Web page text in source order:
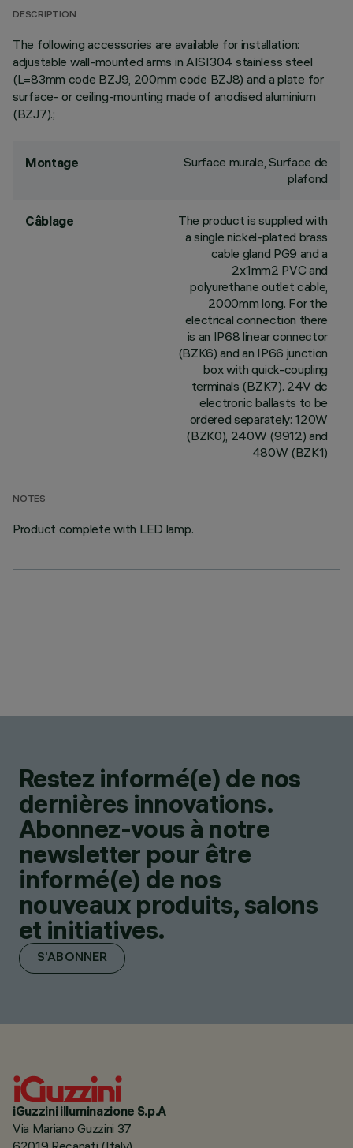
DESCRIPTION
The following accessories are available for installation:
adjustable wall-mounted arms in AISI304 stainless steel
(L=83mm code BZJ9, 200mm code BZJ8) and a plate for
surface- or ceiling-mounting made of anodised aluminium
(BZJ7).;
Montage
Surface murale, Surface de
plafond
Câblage
The product is supplied with
a single nickel-plated brass
cable gland PG9 and a
2x1mm2 PVC and
polyurethane outlet cable,
2000mm long. For the
electrical connection there
is an IP68 linear connector
(BZK6) and an IP66 junction
box with quick-coupling
terminals (BZK7). 24V dc
electronic ballasts to be
ordered separately: 120W
(BZK0), 240W (9912) and
480W (BZK1)
NOTES
Product complete with LED lamp.
Restez informé(e) de nos
dernières innovations.
Abonnez-vous à notre
newsletter pour être
informé(e) de nos
nouveaux produits, salons
et initiatives.
S'ABONNER
iGuzzini illuminazione S.p.A
Via Mariano Guzzini 37